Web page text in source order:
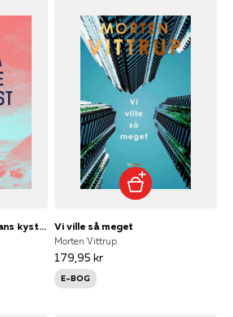
Krigen på det stille oceans kyst. 1879-1881. Bind 1 Vi ville så meget
Morten Vittrup
179,95 kr
E-BOG